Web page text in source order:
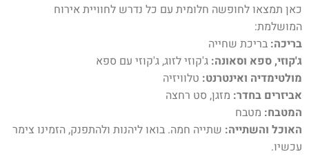
כאן תמצאו לחופשה חלומית עם כל נדרש לחוויית אירוח
המושלמת:
בריכה: בריכת שחייה
ג'קוזי, ספא וסאונה: ג'קוזי לזוג, ג'קוזי עם ספא
מולטימדיה ואינטרנט: טלוויזיה
אביזרים בחדר: מזגן, סט רחצה
המטבח: מטבח
האוכל והשתייה: שתייה חמה. בואו ליהנות ולהתפנק, הזמינו צימר
עכשיו.